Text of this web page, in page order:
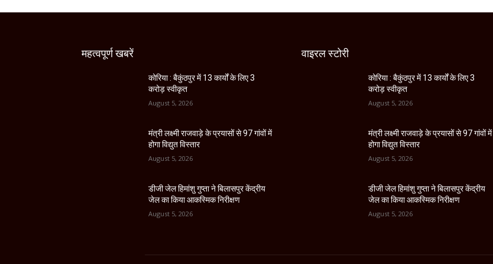
महत्वपूर्ण खबरें
कोरिया : बैकुंठपुर में 13 कार्यों के लिए 3
करोड़ स्वीकृत
August 5, 2026
मंत्री लक्ष्मी राजवाड़े के प्रयासों से 97 गांवों में
होगा विद्युत विस्तार
August 5, 2026
डीजी जेल हिमांशु गुप्ता ने बिलासपुर केंद्रीय
जेल का किया आकस्मिक निरीक्षण
August 5, 2026
वाइरल स्टोरी
कोरिया : बैकुंठपुर में 13 कार्यों के लिए 3
करोड़ स्वीकृत
August 5, 2026
मंत्री लक्ष्मी राजवाड़े के प्रयासों से 97 गांवों में
होगा विद्युत विस्तार
August 5, 2026
डीजी जेल हिमांशु गुप्ता ने बिलासपुर केंद्रीय
जेल का किया आकस्मिक निरीक्षण
August 5, 2026